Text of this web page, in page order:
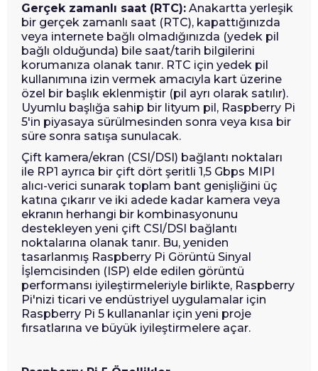
Gerçek zamanlı saat (RTC): Anakartta yerleşik
bir gerçek zamanlı saat (RTC), kapattığınızda
veya internete bağlı olmadığınızda (yedek pil
bağlı olduğunda) bile saat/tarih bilgilerini
korumanıza olanak tanır. RTC için yedek pil
kullanımına izin vermek amacıyla kart üzerine
özel bir başlık eklenmiştir (pil ayrı olarak satılır).
Uyumlu başlığa sahip bir lityum pil, Raspberry Pi
5'in piyasaya sürülmesinden sonra veya kısa bir
süre sonra satışa sunulacak.
Çift kamera/ekran (CSI/DSI) bağlantı noktaları
ile RP1 ayrıca bir çift dört şeritli 1,5 Gbps MIPI
alıcı-verici sunarak toplam bant genişliğini üç
katına çıkarır ve iki adede kadar kamera veya
ekranın herhangi bir kombinasyonunu
destekleyen yeni çift CSI/DSI bağlantı
noktalarına olanak tanır. Bu, yeniden
tasarlanmış Raspberry Pi Görüntü Sinyal
İşlemcisinden (ISP) elde edilen görüntü
performansı iyileştirmeleriyle birlikte, Raspberry
Pi'nizi ticari ve endüstriyel uygulamalar için
Raspberry Pi 5 kullananlar için yeni proje
fırsatlarına ve büyük iyileştirmelere açar.